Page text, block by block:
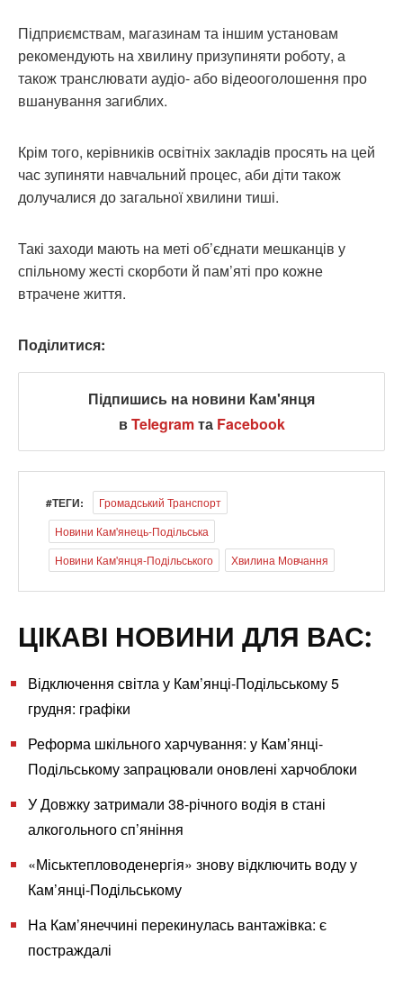
Підприємствам, магазинам та іншим установам
рекомендують на хвилину призупиняти роботу, а
також транслювати аудіо- або відеооголошення про
вшанування загиблих.
Крім того, керівників освітніх закладів просять на цей
час зупиняти навчальний процес, аби діти також
долучалися до загальної хвилини тиші.
Такі заходи мають на меті об’єднати мешканців у
спільному жесті скорботи й пам’яті про кожне
втрачене життя.
Поділитися:
Підпишись на новини Кам'янця
вTelegramта Facebook
#ТЕГИ:
Громадський Транспорт
Новини Кам'янець-Подільська
Новини Кам'янця-Подільського
Хвилина Мовчання
ЦІКАВІ НОВИНИ ДЛЯ ВАС:
Відключення світла у Кам’янці-Подільському 5
грудня: графіки
Реформа шкільного харчування: у Кам’янці-
Подільському запрацювали оновлені харчоблоки
У Довжку затримали 38-річного водія в стані
алкогольного сп’яніння
«Міськтепловоденергія» знову відключить воду у
Кам’янці-Подільському
На Кам’янеччині перекинулась вантажівка: є
постраждалі